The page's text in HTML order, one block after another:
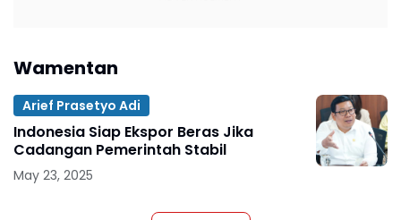
Wamentan
Arief Prasetyo Adi
Indonesia Siap Ekspor Beras Jika
Cadangan Pemerintah Stabil
May 23, 2025